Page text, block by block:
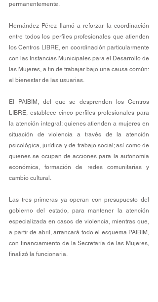
permanentemente.
Hernández Pérez llamó a reforzar la coordinación
entre todos los perfiles profesionales que atienden
los Centros LIBRE, en coordinación particularmente
con las Instancias Municipales para el Desarrollo de
las Mujeres, a fin de trabajar bajo una causa común:
el bienestar de las usuarias.
El PAIBIM, del que se desprenden los Centros
LIBRE, establece cinco perfiles profesionales para
la atención integral: quienes atienden a mujeres en
situación de violencia a través de la atención
psicológica, jurídica y de trabajo social; así como de
quienes se ocupan de acciones para la autonomía
económica, formación de redes comunitarias y
cambio cultural.
Las tres primeras ya operan con presupuesto del
gobierno del estado, para mantener la atención
especializada en casos de violencia, mientras que,
a partir de abril, arrancará todo el esquema PAIBIM,
con financiamiento de la Secretaría de las Mujeres,
finalizó la funcionaria.